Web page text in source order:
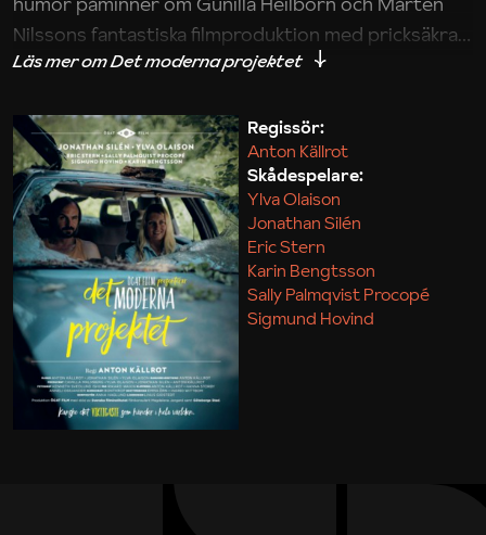
Nilssons fantastiska filmproduktion med pricksäkra
iakttagelser om hur svårt det kan vara att omsätta
Maja Kekonius
Regissör:
Anton Källrot
Skådespelare:
Ylva Olaison
Jonathan Silén
Eric Stern
Karin Bengtsson
Sally Palmqvist Procopé
Sigmund Hovind